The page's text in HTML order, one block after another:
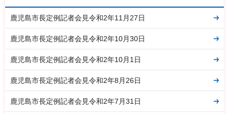
鹿児島市長定例記者会見令和2年11月27日
鹿児島市長定例記者会見令和2年10月30日
鹿児島市長定例記者会見令和2年10月1日
鹿児島市長定例記者会見令和2年8月26日
鹿児島市長定例記者会見令和2年7月31日